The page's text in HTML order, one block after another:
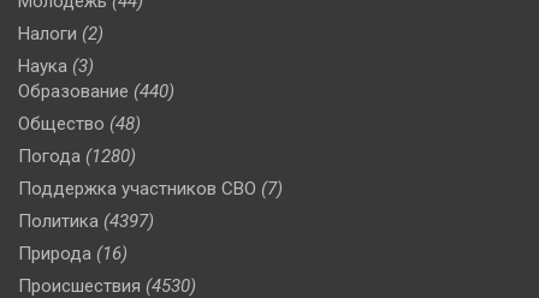
Налоги (2)
Наука (3)
Образование (440)
Общество (48)
Погода (1280)
Поддержка участников СВО (7)
Политика (4397)
Природа (16)
Происшествия (4530)